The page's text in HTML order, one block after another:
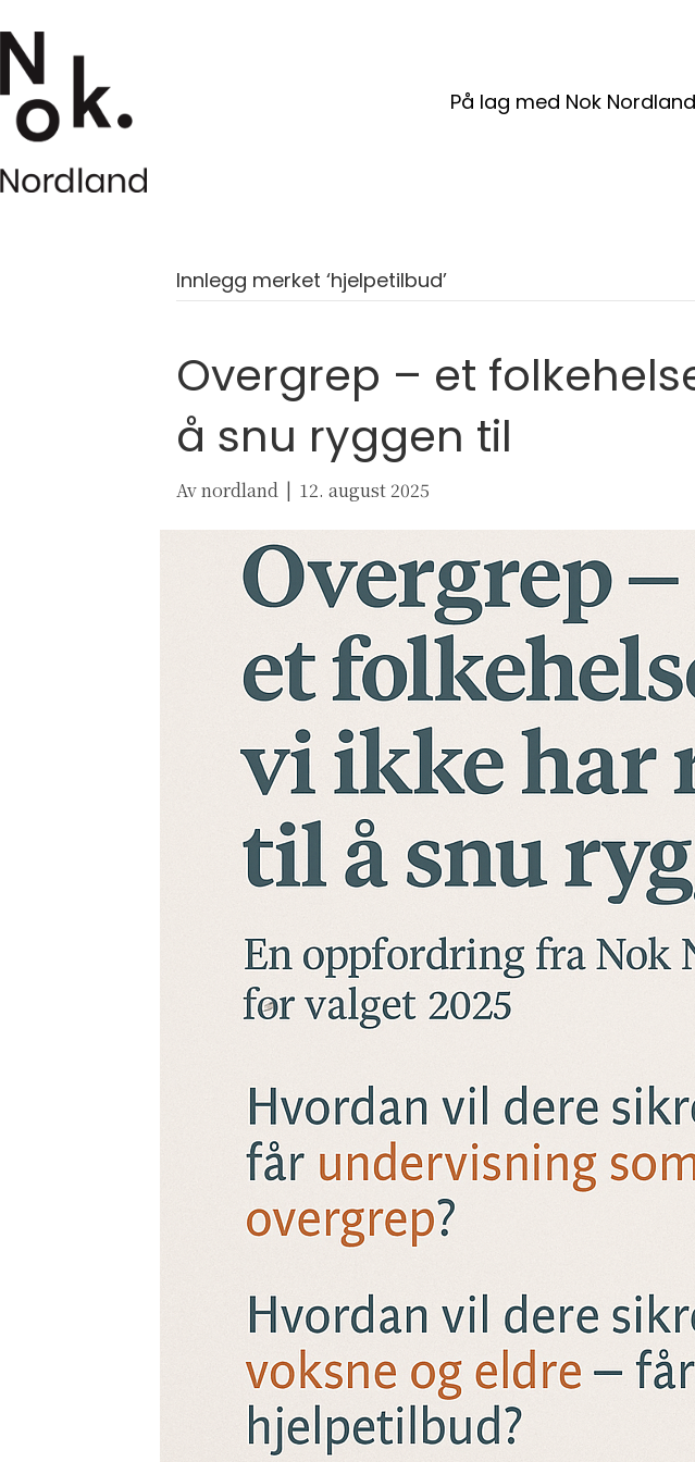
På lag med Nok Nordland
Innlegg merket ‘hjelpetilbud’
Overgrep – et
å snu ryggen til
Avnordland | 12. august 2025